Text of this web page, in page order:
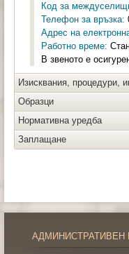
Код за
Телефон за връзка:
Адрес на
Работно време:
В звеното е
Изисквания, процедури,
Образци
Нормативна уредба
Заплащане
АДМИНИСТРАТИВЕН